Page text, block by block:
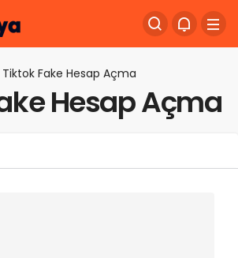
Fake Hesap Açma
Hesap Açma